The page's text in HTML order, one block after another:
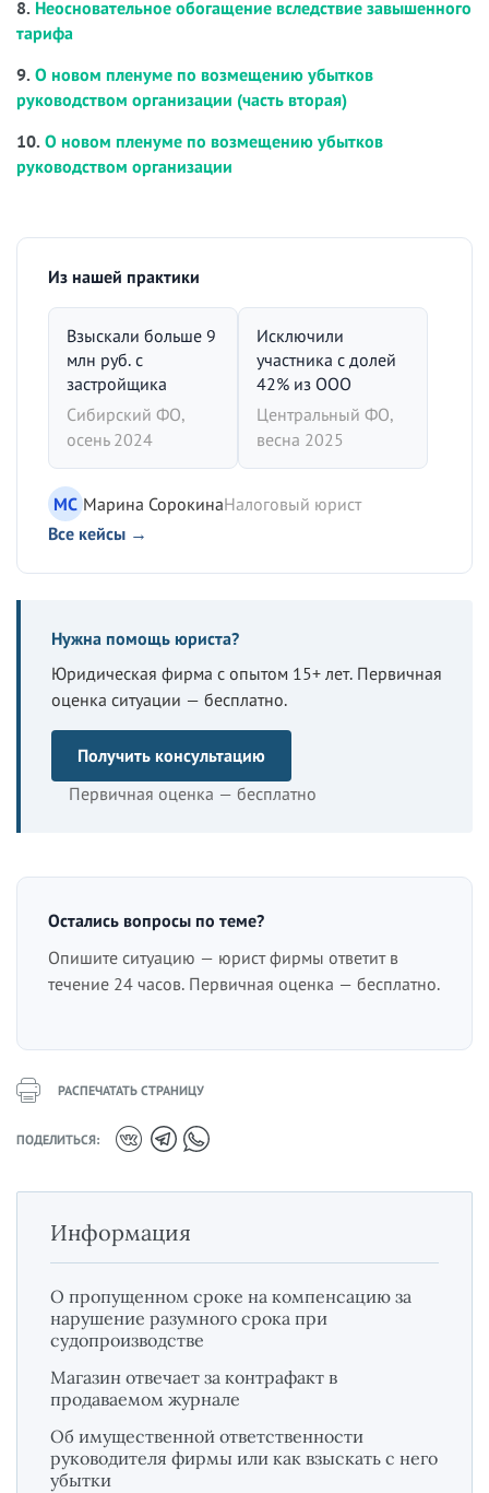
8. Неосновательное обогащение вследствие завышенного
тарифа
9. О новом пленуме по возмещению убытков
руководством организации (часть вторая)
10. О новом пленуме по возмещению убытков
руководством организации
Из нашей практики
Взыскали больше 9
млн руб. с
застройщика
Сибирский ФО,
осень 2024
Исключили
участника с долей
42% из ООО
Центральный ФО,
весна 2025
МС Марина СорокинаНалоговый юрист
Все кейсы →
Нужна помощь юриста?
Юридическая фирма с опытом 15+ лет. Первичная
оценка ситуации — бесплатно.
Получить консультацию
Первичная оценка — бесплатно
Остались вопросы по теме?
Опишите ситуацию — юрист фирмы ответит в
течение 24 часов. Первичная оценка — бесплатно.
РАСПЕЧАТАТЬ СТРАНИЦУ
ПОДЕЛИТЬСЯ:
Информация
О пропущенном сроке на компенсацию за
нарушение разумного срока при
судопроизводстве
Магазин отвечает за контрафакт в
продаваемом журнале
Об имущественной ответственности
руководителя фирмы или как взыскать с него
убытки